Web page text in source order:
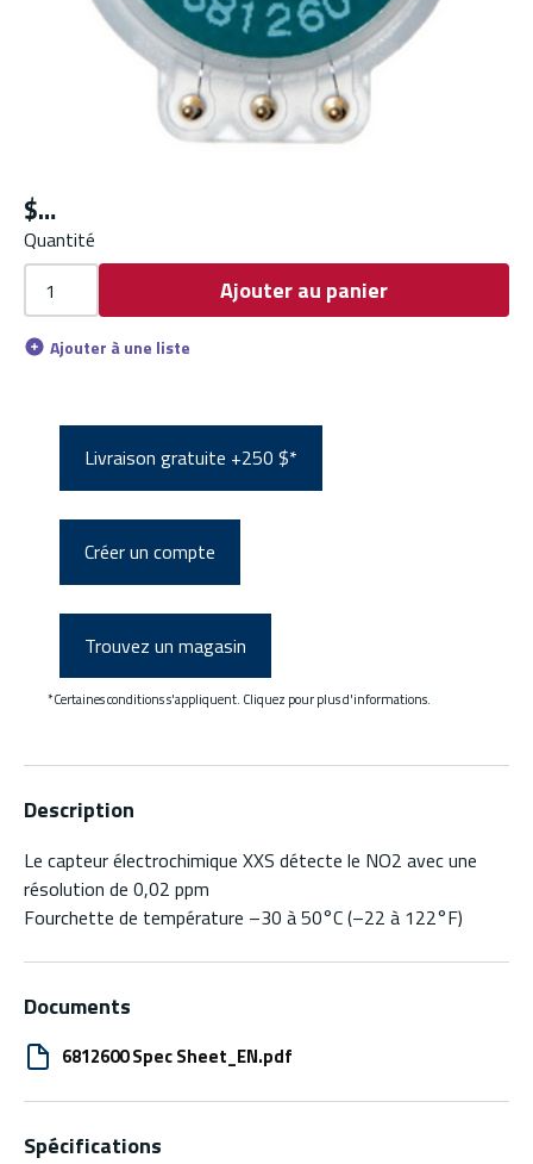
$
Quantité
Ajouter au panier
Ajouter à une liste
Livraison gratuite +250 $*
Créer un compte
Trouvez un magasin
*Certaines conditions s'appliquent. Cliquez pour plus d'informations.
Description
Le capteur électrochimique XXS détecte le NO2 avec une
résolution de 0,02 ppm
Fourchette de température –30 à 50°C (–22 à 122°F)
Documents
6812600 Spec Sheet_EN.pdf
Spécifications